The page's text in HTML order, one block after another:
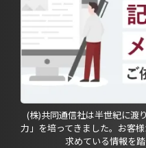
(株)共同通信社は半世紀に渡
力」を培ってきました。お客
求めている情報を踏